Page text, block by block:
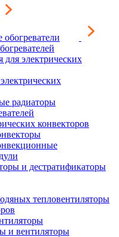
для электрических
радиаторы
конвекторов
и дестратификаторы
тепловентиляторы
и вентиляторы